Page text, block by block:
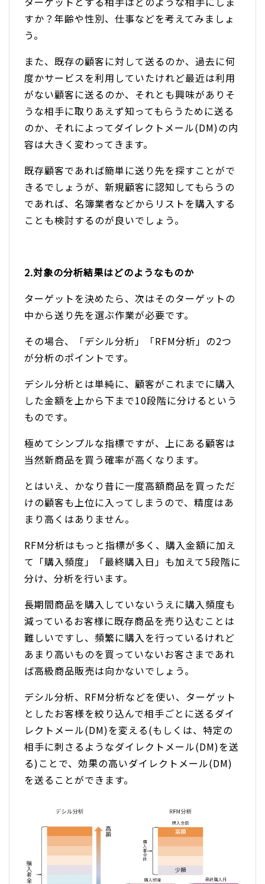
すか？年齢や性別、仕事などを考えてみましょ
う。
また、既存の顧客に対して送るのか、過去に何
度かサービスを利用していたけれど最近は利用
がない顧客に送るのか、それとも興味がありそ
うな相手に取りあえず知ってもらうために送る
のか、それによってダイレクトメール(DM)の内
容は大きく変わってきます。
既存顧客であれば簡単に送り先を探すことがで
きるでしょうが、新規顧客に認知してもらうの
であれば、名簿業者などからリストを購入する
ことも検討するのが良いでしょう。
2.対象の分析結果はどのようなものか
ターゲットを決めたら、次はそのターゲットの
中から送り先を選ぶ作業が必要です。
その場合、「デシル分析」「RFM分析」の2つ
が分析のポイントです。
デシル分析とは単純に、顧客がこれまでに購入
した金額を上から下まで10段階に分けるという
ものです。
極めてシンプルな指標ですが、上にある顧客は
当然新商品を買う確率が高くなります。
とはいえ、かなり昔に一度高額商品を買っただ
けの顧客も上位に入ってしまうので、精度はあ
まり高くはありません。
RFM分析はもっと指標が多く、購入金額に加え
て「購入頻度」「最終購入日」も加えて5段階に
分け、分析を行います。
長期間商品を購入していないうえに購入頻度も
減っているお客様に既存商品を売り込むことは
難しいですし、頻繁に購入を行っているけれど
あまり高いものを買っていないお客さまであれ
ば高級商品販売は向かないでしょう。
デシル分析、RFM分析などを使い、ターゲット
としたお客様を絞り込んで相手ごとに送るダイ
レクトメール(DM)を変える(もしくは、特定の
相手に刺さるようなダイレクトメール(DM)を送
る)ことで、効果の高いダイレクトメール(DM)
を送ることができます。